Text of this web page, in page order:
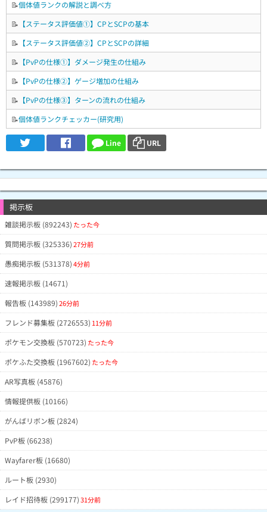
📝個体値ランクの解説と調べ方
📝 【ステータス評価値①】CPとSCPの基本
📝 【ステータス評価値②】CPとSCPの詳細
📝 【PvPの仕様①】ダメージ発生の仕組み
📝 【PvPの仕様②】ゲージ増加の仕組み
📝 【PvPの仕様③】ターンの流れの仕組み
📝個体値ランクチェッカー(研究用)
Line URL
掲示板
雑談掲示板 (892243) たった今
質問掲示板 (325336)27分前
愚痴掲示板 (531378)4分前
速報掲示板 (14671)
報告板 (143989)26分前
フレンド募集板 (2726553) 11分前
ポケモン交換板 (570723) たった今
ポケふた交換板 (1967602) たった今
AR写真板 (45876)
情報提供板 (10166)
がんばリボン板 (2824)
PvP板 (66238)
Wayfarer板 (16680)
ルート板 (2930)
レイド招待板 (299177)31分前